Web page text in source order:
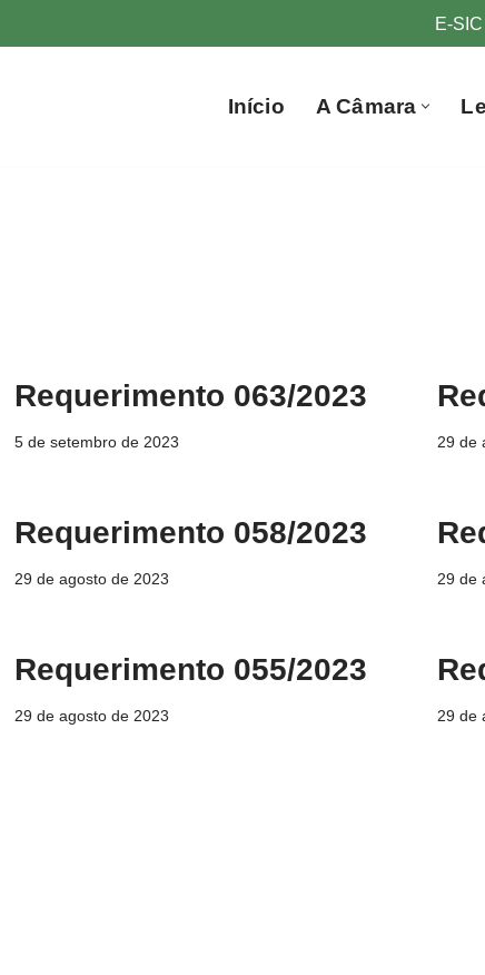
E-SIC
Início A Câmara
Requerimento 063/2023
5 de setembro de 2023 29 de
Requerimento 058/2023
29 de agosto de 2023 29 de
Requerimento 055/2023
29 de agosto de 2023 29 de